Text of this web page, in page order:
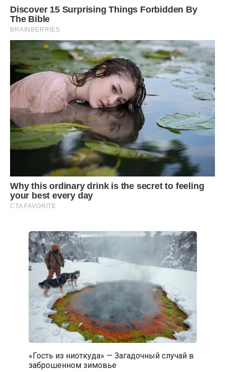
«Гость из ниоткуда» — Загадочный случай в
заброшенном зимовье